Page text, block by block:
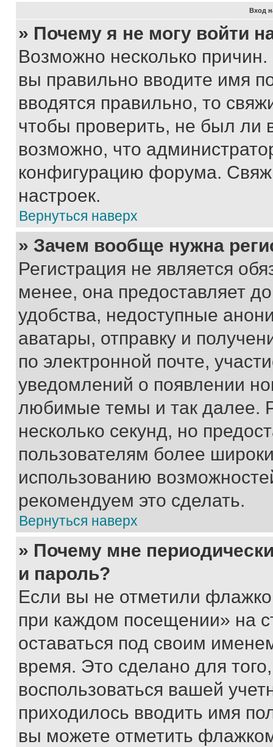
Вход
» Почему я не могу войти
Возможно несколько
вы правильно вводите имя
вводятся правильно, то
чтобы проверить, не был ли
возможно, что
конфигурацию форума.
настроек.
Вернуться наверх
» Зачем вообще нужна
Регистрация не является
менее, она предоставляет
удобства, недоступные
аватары, отправку и
по электронной почте,
уведомлений о появлении
любимые темы и так далее.
несколько секунд, но
пользователям более
использованию
рекомендуем это сделать.
Вернуться наверх
» Почему мне
и пароль?
Если вы не отметили
при каждом посещении» на
оставаться под своим
время. Это сделано для
воспользоваться вашей
приходилось вводить имя
вы можете отметить